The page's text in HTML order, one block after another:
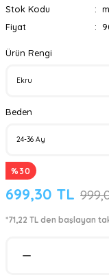
Stok Kodu
Fiyat
Ürün Rengi
Beden
%30
699,30 TL
*71,22 TL den başlayan